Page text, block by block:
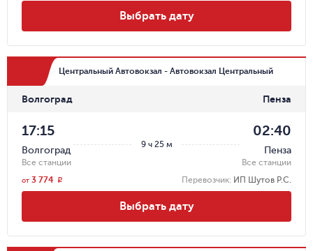
Выбрать дату
Центральный Автовокзал - Автовокзал Центральный
Волгоград Пенза
9 ч 25 м
17:15
Волгоград
Все станции
02:40
Пенза
Все станции
Перевозчик: ИП Шутов Р.С.
от 3 774 r
Выбрать дату